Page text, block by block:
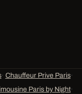
· Chauffeur Prive Paris·
Paris by Night·